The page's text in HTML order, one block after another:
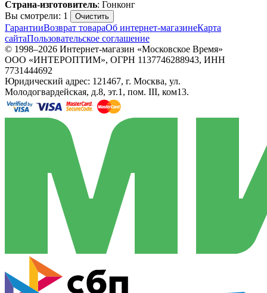
Страна-изготовитель: Гонконг
Вы смотрели: 1
Очистить
ГарантииВозврат товараОб интернет-магазинеКарта
сайтаПользовательское соглашение
© 1998–2026 Интернет-магазин «Московское Время»
ООО «ИНТЕРОПТИМ», ОГРН 1137746288943, ИНН
7731444692
Юридический адрес: 121467, г. Москва, ул.
Молодогвардейская, д.8, эт.1, пом. III, ком13.